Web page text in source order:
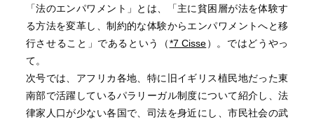
「法のエンパワメント」とは、「主に貧困層が法を体験す
る方法を変革し、制約的な体験からエンパワメントへと移
行させること」であるという（*7 Cisse）。ではどうやっ
て。
次号では、アフリカ各地、特に旧イギリス植民地だった東
南部で活躍しているパラリーガル制度について紹介し、法
律家人口が少ない各国で、司法を身近にし、市民社会の武